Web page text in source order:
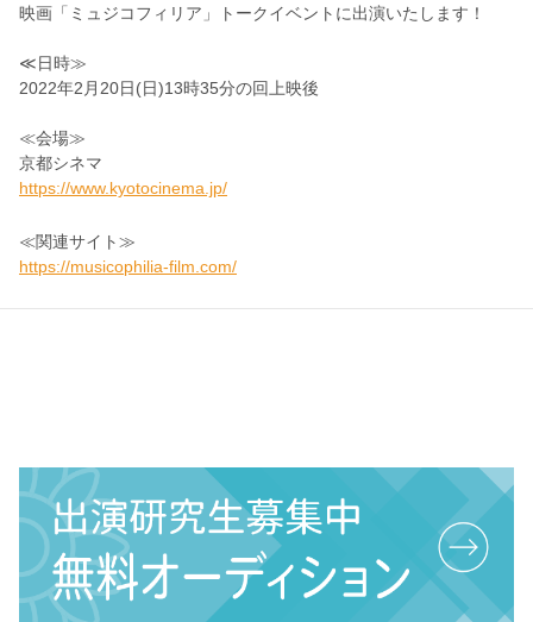
映画「ミュジコフィリア」トークイベントに出演いたします！
≪日時≫
2022年2月20日(日)13時35分の回上映後
≪会場≫
京都シネマ
https://www.kyotocinema.jp/
≪関連サイト≫
https://musicophilia-film.com/